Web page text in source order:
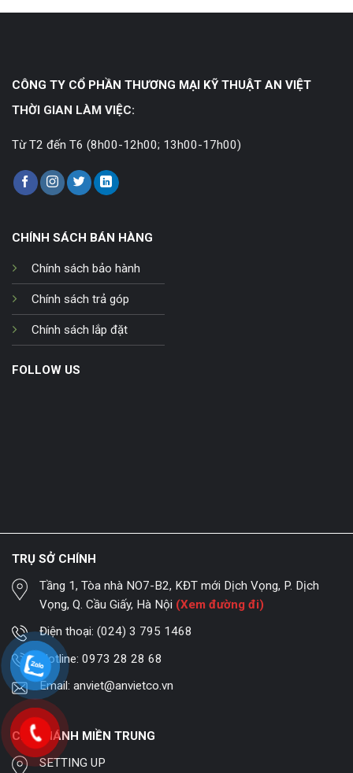
CÔNG TY CỔ PHẦN THƯƠNG MẠI KỸ THUẬT AN VIỆT
THỜI GIAN LÀM VIỆC:
Từ T2 đến T6 (8h00-12h00; 13h00-17h00)
CHÍNH SÁCH BÁN HÀNG
Chính sách bảo hành
Chính sách trả góp
Chính sách lắp đặt
FOLLOW US
TRỤ SỞ CHÍNH
Tầng 1, Tòa nhà NO7-B2, KĐT mới Dịch Vọng, P. Dịch
Vọng, Q. Cầu Giấy, Hà Nội (Xem đường đi)
Điện thoại:(024) 3 795 1468
Hotline:0973 28 28 68
Email:anviet@anvietco.vn
CHI NHÁNH MIỀN TRUNG
SETTING UP